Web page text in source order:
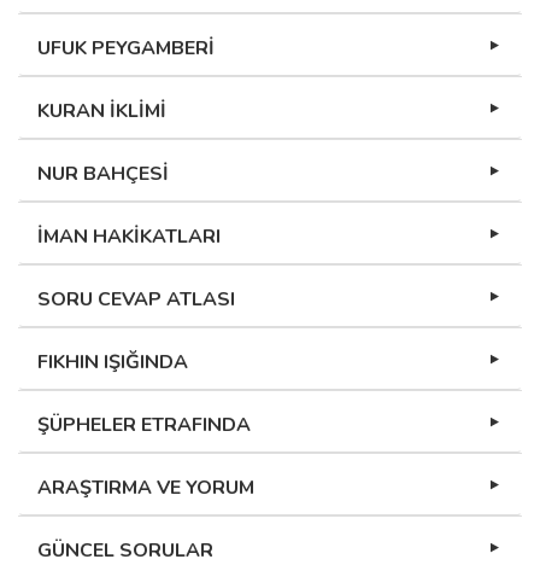
UFUK PEYGAMBERİ
KURAN İKLİMİ
NUR BAHÇESİ
İMAN HAKİKATLARI
SORU CEVAP ATLASI
FIKHIN IŞIĞINDA
ŞÜPHELER ETRAFINDA
ARAŞTIRMA VE YORUM
GÜNCEL SORULAR